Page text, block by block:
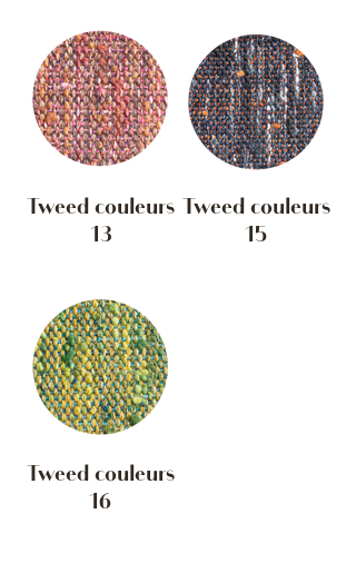
Tweed couleurs
13
Tweed couleurs
15
Tweed couleurs
16